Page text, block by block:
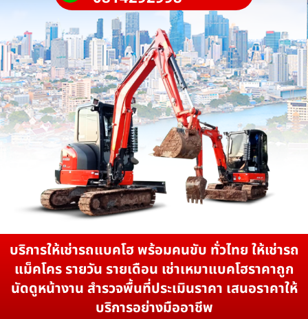
บริการให้เช่ารถแบคโฮ พร้อมคนขับ ทั่วไทย ให้เช่ารถ
แม็คโคร รายวัน รายเดือน เช่าเหมาแบคโฮราคาถูก
นัดดูหน้างาน สำรวจพื้นที่ประเมินราคา เสนอราคาให้
บริการอย่างมืออาชีพ